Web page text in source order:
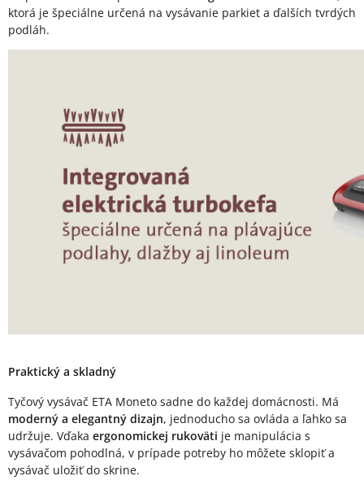
ktorá je špeciálne určená na vysávanie parkiet a ďalších tvrdých
podláh.
Praktický a skladný
Tyčový vysávač ETA Moneto sadne do každej domácnosti. Má
moderný a elegantný dizajn, jednoducho sa ovláda a ľahko sa
udržuje. Vďaka ergonomickej rukoväti je manipulácia s
vysávačom pohodlná, v prípade potreby ho môžete sklopiť a
vysávač uložiť do skrine.